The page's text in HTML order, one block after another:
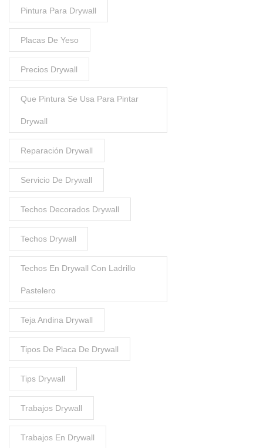
Pintura Para Drywall
Placas De Yeso
Precios Drywall
Que Pintura Se Usa Para Pintar
Drywall
Reparación Drywall
Servicio De Drywall
Techos Decorados Drywall
Techos Drywall
Techos En Drywall Con Ladrillo
Pastelero
Teja Andina Drywall
Tipos De Placa De Drywall
Tips Drywall
Trabajos Drywall
Trabajos En Drywall